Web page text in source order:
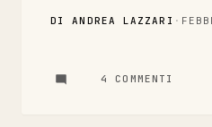
quello di alzare
DI ANDREA LAZZARI ·
4 COMMENTI